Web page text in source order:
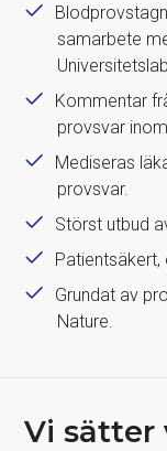
samarbete
Kommentar
provsvar
Mediseras
provsvar.
Störst utbud
Patientsäkert,
Grundat av
Nature.
Vi sätter